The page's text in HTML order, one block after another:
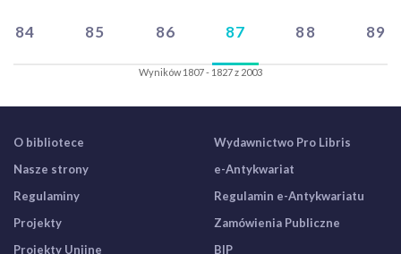
84 85 86 87 88 89
Wyników 1807 - 1827 z 2003
O bibliotece
Nasze strony
Regulaminy
Projekty
Projekty Unijne
Wydawnictwo Pro Libris
e-Antykwariat
Regulamin e-Antykwariatu
Zamówienia Publiczne
BIP